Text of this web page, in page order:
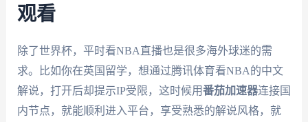
观看
除了世界杯，平时看NBA直播也是很多海外球迷的需
求。比如你在英国留学，想通过腾讯体育看NBA的中文
解说，打开后却提示IP受限，这时候用番茄加速器连接国
内节点，就能顺利进入平台，享受熟悉的解说风格，就